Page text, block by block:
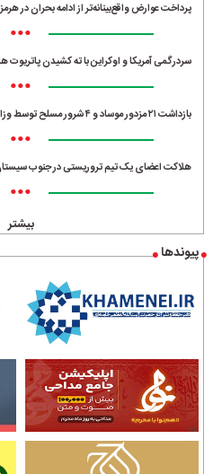
پرداخت عوارض واقع‌بینانه‌تر از ادامه بحران در
•••
سردرگمی آمریکا و اوکراین با ته کشیدن پاتریوت
•••
بازداشت ۲۱ مزدور موساد و ۴ شرور مسلح توسط وزارت اطلاعات
•••
هلاکت اعضای یک تیم تروریستی در جنوب
•••
بیشتر
پیوندها